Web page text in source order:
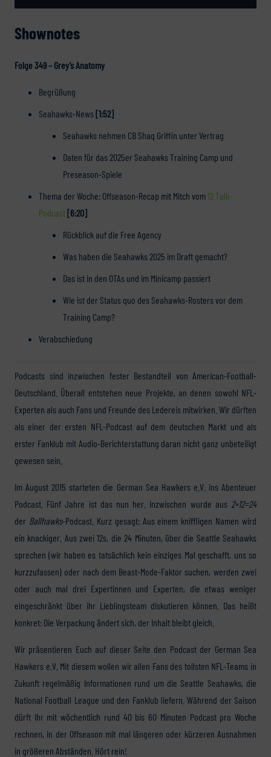
Shownotes
Folge 349 – Grey’s Anatomy
Begrüßung
Seahawks-News[1:52]
Seahawks nehmen CB Shaq Griffin unter Vertrag
Daten für das 2025er Seahawks Training Camp und
Preseason-Spiele
Thema der Woche: Offseason-Recap mit Mitch vom12 Talk-
Podcast[6:20]
Rückblick auf die Free Agency
Was haben die Seahawks 2025 im Draft gemacht?
Das ist in den OTAs und im Minicamp passiert
Wie ist der Status quo des Seahawks-Rosters vor dem
Training Camp?
Verabschiedung
Podcasts sind inzwischen fester Bestandteil von American-Football-
Deutschland. Überall entstehen neue Projekte, an denen sowohl NFL-
Experten als auch Fans und Freunde des Ledereis mitwirken. Wir dürften
als einer der ersten NFL-Podcast auf dem deutschen Markt und als
erster Fanklub mit Audio-Berichterstattung daran nicht ganz unbeteiligt
gewesen sein.
Im August 2015 starteten die German Sea Hawkers e.V. ins Abenteuer
Podcast. Fünf Jahre ist das nun her. Inzwischen wurde aus 2×12=24
der Ballhawks-Podcast. Kurz gesagt: Aus einem kniffligen Namen wird
ein knackiger. Aus zwei 12s, die 24 Minuten, über die Seattle Seahawks
sprechen (wir haben es tatsächlich kein einziges Mal geschafft, uns so
kurzzufassen) oder nach dem Beast-Mode-Faktor suchen, werden zwei
oder auch mal drei Expertinnen und Experten, die etwas weniger
eingeschränkt über ihr Lieblingsteam diskutieren können. Das heißt
konkret: Die Verpackung ändert sich, der Inhalt bleibt gleich.
Wir präsentieren Euch auf dieser Seite den Podcast der German Sea
Hawkers e.V. Mit diesem wollen wir allen Fans des tollsten NFL-Teams in
Zukunft regelmäßig Informationen rund um die Seattle Seahawks, die
National Football League und den Fanklub liefern. Während der Saison
dürft Ihr mit wöchentlich rund 40 bis 60 Minuten Podcast pro Woche
rechnen, in der Offseason mit mal längeren oder kürzeren Ausnahmen
in größeren Abständen. Hört rein!